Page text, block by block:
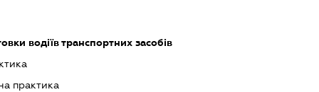
водіїв транспортних засобів
практика